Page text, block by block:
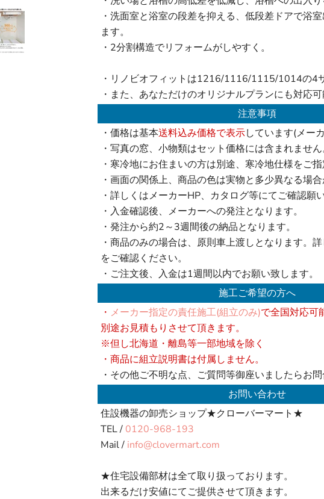
・洗面室と浴室の段差を抑える、低段差ドアで浴
ます。
・2分割構造でリフォームがしやすく。
・リノビオフィットは1216/1116/1115/1014の4
・また、あなただけのオリジナルプランにも対応可
注意事項
・価格は基本送料込み価格で表示しています(メー
・写真の窓、小物類はセット価格には含まれません
・寒冷地にお住まいの方は別途、寒冷地仕様をご指
・画面の関係上、商品の色は実物と多少異なる場合
・詳しくはメーカーHP、カタログ等にてご確認願い
・入金確認後、メーカーへの発注となります。
・発注から約2～3週間後の納品となります。
・商品のみの場合は、原則車上渡しとなります。
をご確認ください。
・ご注文後、入金は1週間以内でお願い致します。
施工ご希望の方へ
・ メーカー指定の責任施工(組立のみ)で全国対応可
別途お見積もりさせて頂きます。
※但し北海道・離島等一部地域を除く
・商品に組立説明書は付属しません。
・その他ご不明な点、ご質問等御座いましたらお問
お問い合わせ
住設機器の卸売ショップ★クローバーマート★
TEL / 0120-968-193
Mail / info@clovermart.com
★住宅設備部材は全て取り扱っております。
出来るだけ安値にてご提供させて頂きます。